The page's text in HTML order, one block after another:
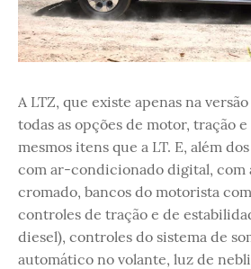
A LTZ, que existe apenas na
todas as opções de motor, tração
mesmos itens que a LT. E, além
com ar-condicionado digital, com
cromado, bancos do motorista
controles de tração e de
diesel), controles do sistema de
automático no volante, luz de